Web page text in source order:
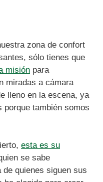
zona de confort
sólo tienes que
misión para
miradas a cámara
lleno en la escena, ya
porque también somos
esta es su
se sabe
quienes siguen sus